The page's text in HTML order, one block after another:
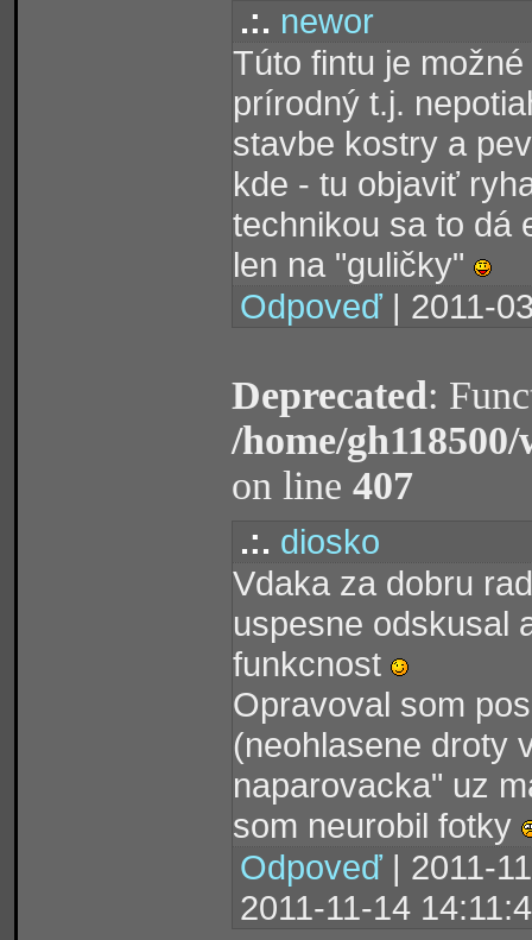
.:. newor
Túto fintu je
prírodný t.j.
stavbe kostry a
kde - tu objaviť
technikou sa to dá
len na "guličky"
Odpoveď | 2011-
Deprecated:
/home/
on line 407
.:. diosko
Vdaka za dobru
uspesne odskusal
funkcnost
Opravoval som
(neohlasene droty
naparovacka" uz
som neurobil fotky
Odpoveď | 2011-
2011-11-14